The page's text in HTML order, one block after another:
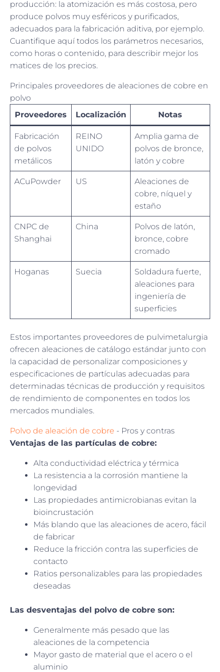
producción: la atomización es más costosa, pero
produce polvos muy esféricos y purificados,
adecuados para la fabricación aditiva, por ejemplo.
Cuantifique aquí todos los parámetros necesarios,
como horas o contenido, para describir mejor los
matices de los precios.
Principales proveedores de aleaciones de cobre en
polvo
Proveedores
Localización Notas
Fabricación
de polvos
metálicos
REINO
UNIDO
Amplia gama de
polvos de bronce,
latón y cobre
ACuPowder US
Aleaciones de
cobre, níquel y
estaño
CNPC de
Shanghai
China
Polvos de latón,
bronce, cobre
cromado
Hoganas Suecia
Soldadura fuerte,
aleaciones para
ingeniería de
superficies
Estos importantes proveedores de pulvimetalurgia
ofrecen aleaciones de catálogo estándar junto con
la capacidad de personalizar composiciones y
especificaciones de partículas adecuadas para
determinadas técnicas de producción y requisitos
de rendimiento de componentes en todos los
mercados mundiales.
Polvo de aleación de cobre - Pros y contras
Ventajas de las partículas de cobre:
Alta conductividad eléctrica y térmica
La resistencia a la corrosión mantiene la
longevidad
Las propiedades antimicrobianas evitan la
bioincrustación
Más blando que las aleaciones de acero, fácil
de fabricar
Reduce la fricción contra las superficies de
contacto
Ratios personalizables para las propiedades
deseadas
Las desventajas del polvo de cobre son:
Generalmente más pesado que las
aleaciones de la competencia
Mayor gasto de material que el acero o el
aluminio